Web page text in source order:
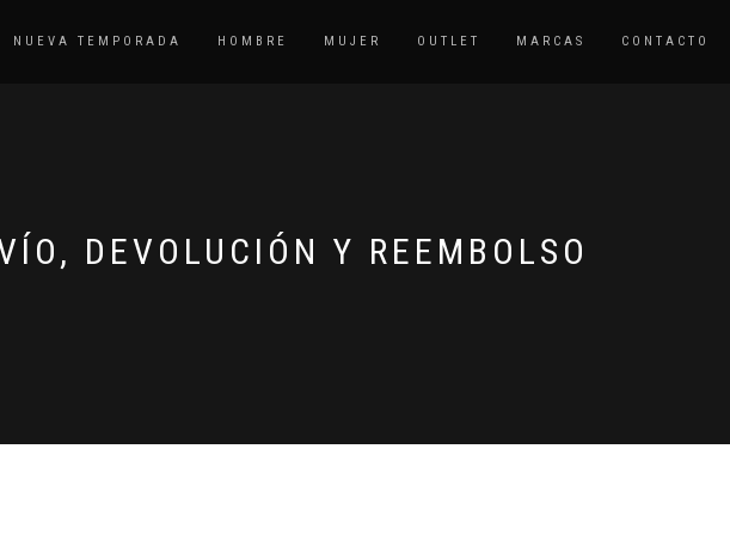
NUEVA TEMPORADA HOMBRE MUJER OUTLET MARCAS CONTACTO
DEVOLUCIÓN Y REEMBOLSO